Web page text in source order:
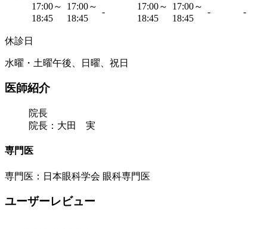
17:00～
18:45
17:00～
18:45
-
17:00～
18:45
17:00～
18:45
- -
休診日
水曜・土曜午後、日曜、祝日
医師紹介
院長
院長：大田 実
専門医
専門医：日本眼科学会 眼科専門医
ユーザーレビュー